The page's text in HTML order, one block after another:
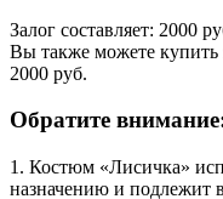
Залог составляет: 2000
Вы также можете купить
2000 руб.
Обратите
1. Костюм «Лисичка»
назначению и подлежит